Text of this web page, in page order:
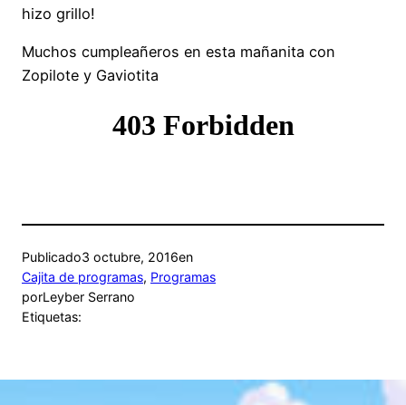
hizo grillo!
Muchos cumpleañeros en esta mañanita con
Zopilote y Gaviotita
Publicado3 octubre, 2016en
Cajita de programas, Programas
porLeyber Serrano
Etiquetas: